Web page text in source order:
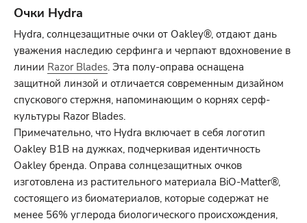
Очки Hydra
Hydra, солнцезащитные очки от Oakley®, отдают дань
уважения наследию серфинга и черпают вдохновение в
линии Razor Blades. Эта полу-оправа оснащена
защитной линзой и отличается современным дизайном
спускового стержня, напоминающим о корнях серф-
культуры Razor Blades.
Примечательно, что Hydra включает в себя логотип
Oakley B1B на дужках, подчеркивая идентичность
Oakley бренда. Оправа солнцезащитных очков
изготовлена из растительного материала BiO-Matter®,
состоящего из биоматериалов, которые содержат не
менее 56% углерода биологического происхождения,